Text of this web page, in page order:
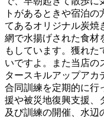
トがあるときや宿泊
てあるオリジナル炭焼
網で水揚げされた食材
もしています。獲れた
いですよ。また当店の
タースキルアップアカ
合同訓練を定期的に行
援や被災地復興支援、
及び訓練の開催、水辺